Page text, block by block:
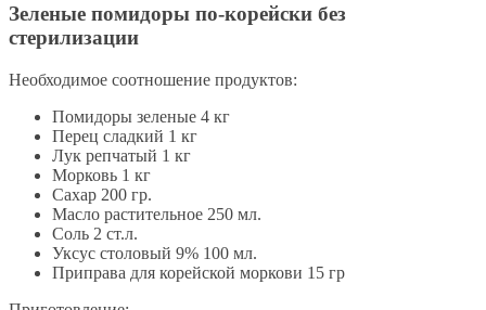
Зеленые помидоры по-корейски без
стерилизации
Необходимое соотношение продуктов:
Помидоры зеленые 4 кг
Перец сладкий 1 кг
Лук репчатый 1 кг
Морковь 1 кг
Сахар 200 гр.
Масло растительное 250 мл.
Соль 2 ст.л.
Уксус столовый 9% 100 мл.
Приправа для корейской моркови 15 гр